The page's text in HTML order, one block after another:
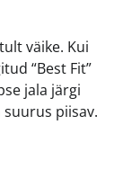
väike. Kui
“Best Fit”
jala järgi
piisav.